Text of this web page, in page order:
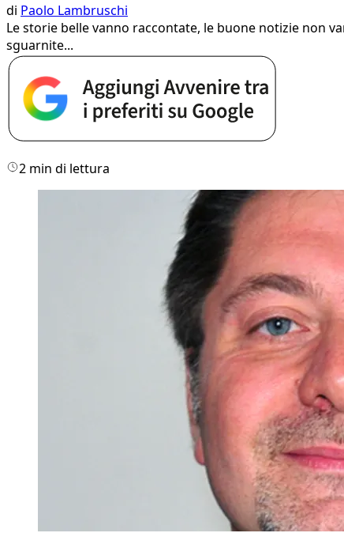
di Paolo Lambruschi
Le storie belle vanno raccontate, le buone notizie non
sguarnite...
2 min di lettura